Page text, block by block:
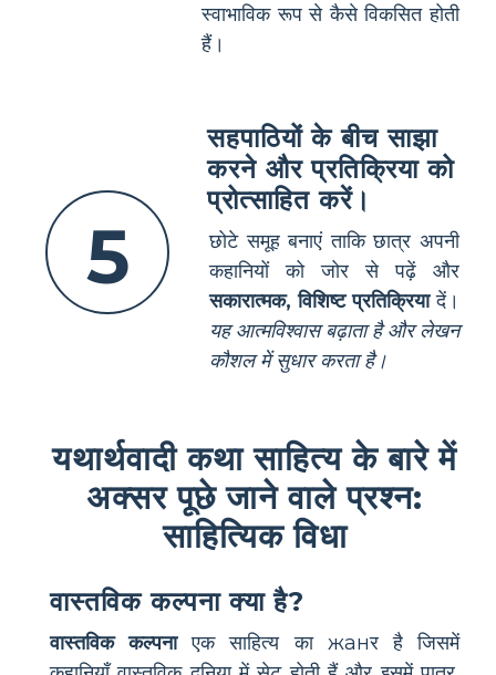
स्वाभाविक रूप से कैसे विकसित होती
हैं।
5
सहपाठियों के बीच साझा
करने और प्रतिक्रिया को
प्रोत्साहित करें।
छोटे समूह बनाएं ताकि छात्र अपनी
कहानियों को जोर से पढ़ें और
सकारात्मक, विशिष्ट प्रतिक्रियादें।
यह आत्मविश्वास बढ़ाता है और लेखन
कौशल में सुधार करता है।
यथार्थवादी कथा साहित्य के बारे में
अक्सर पूछे जाने वाले प्रश्न:
साहित्यिक विधा
वास्तविक कल्पना क्या है?
वास्तविक कल्पनाएक साहित्य का жанर है जिसमें